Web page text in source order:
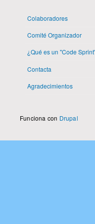
Colaboradores
Comité Organizador
¿Qué es un "Code
Contacta
Agradecimientos
Funciona con Drupal